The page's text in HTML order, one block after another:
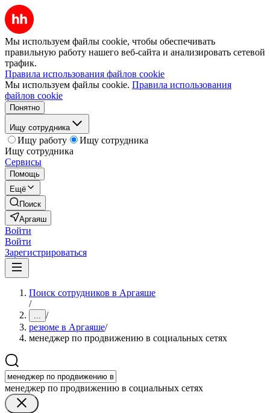
Мы используем файлы cookie, чтобы обеспечивать
правильную работу нашего веб-сайта и анализировать сетевой
трафик.
Правила использования файлов cookie
Мы используем файлы cookie. Правила использования
файлов cookie
Понятно
Ищу сотрудника
Ищу работу
Ищу сотрудника
Ищу сотрудника
Сервисы
Помощь
Ещё
Поиск
Аргаяш
Войти
Войти
Зарегистрироваться
Поиск сотрудников в Аргаяше
/
... /
резюме в Аргаяше/
менеджер по продвижению в социальных сетях
менеджер по продвижению в социальных сетях